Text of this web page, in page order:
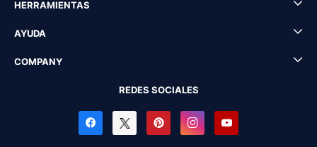
HERRAMIENTAS
AYUDA
COMPANY
REDES SOCIALES